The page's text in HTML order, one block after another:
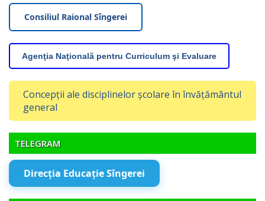
Consiliul Raional Sîngerei
Agenţia Naţională pentru Curriculum şi Evaluare
Concepții ale disciplinelor școlare în învățământul
general
TELEGRAM
Direcția Educație Sîngerei